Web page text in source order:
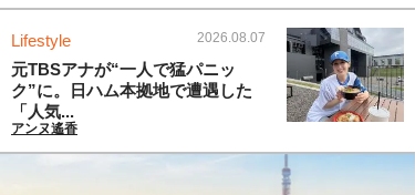
Lifestyle 2026.08.07
元TBSアナが“一人で猛パニッ
ク”に。日ハム本拠地で遭遇した
「人気...
アンヌ遙香